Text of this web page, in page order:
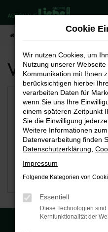
Zum
Hauptinhalt
springen
Verfügbare
Škoda
Cookie
Wir nutzen Cookies, um
Nutzung unserer
Kommunikation mit Ihnen
berücksichtigen hierbei
verarbeiten Daten für
wenn Sie uns Ihre
einem späteren Zeitpunkt
Sie die Einwilligung
Weitere Informationen
Datenverarbeitung finden
Datenschutzerklärung
Impressum
Folgende Kategorien von
Essentiell
Diese Technologien
Kernfunktionalität der